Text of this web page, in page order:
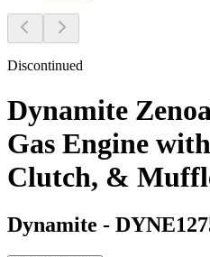
Discontinued
Dynamite
Gas Engine
Clutch, &
Dynamite -